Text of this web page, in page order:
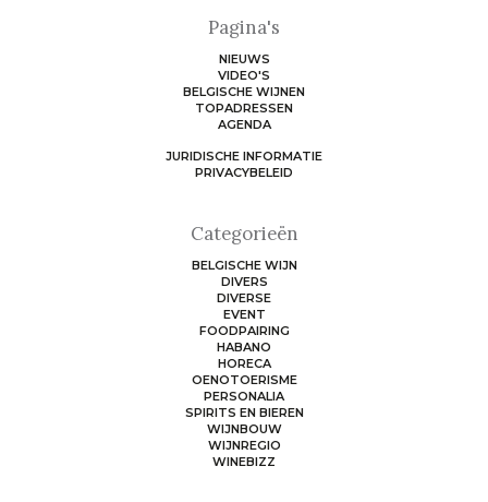
Categorieën
BELGISCHE WIJN
DIVERS
DIVERSE
EVENT
FOODPAIRING
HABANO
HORECA
OENOTOERISME
PERSONALIA
SPIRITS EN BIEREN
WIJNBOUW
WIJNREGIO
WINEBIZZ
Pagina's
NIEUWS
VIDEO'S
BELGISCHE WIJNEN
TOPADRESSEN
AGENDA
JURIDISCHE INFORMATIE
PRIVACYBELEID